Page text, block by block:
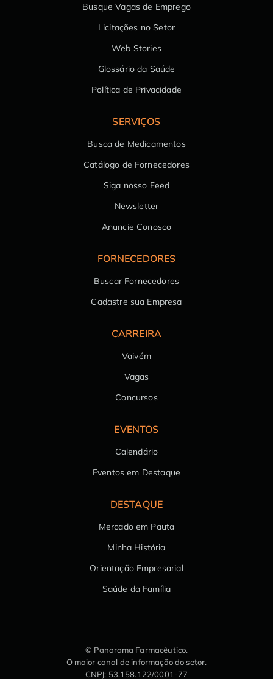
Busque Vagas de Emprego
Licitações no Setor
Web Stories
Glossário da Saúde
Política de Privacidade
SERVIÇOS
Busca de Medicamentos
Catálogo de Fornecedores
Siga nosso Feed
Newsletter
Anuncie Conosco
FORNECEDORES
Buscar Fornecedores
Cadastre sua Empresa
CARREIRA
Vaivém
Vagas
Concursos
EVENTOS
Calendário
Eventos em Destaque
DESTAQUE
Mercado em Pauta
Minha História
Orientação Empresarial
Saúde da Família
© Panorama Farmacêutico.
O maior canal de informação do setor.
CNPJ: 53.158.122/0001-77